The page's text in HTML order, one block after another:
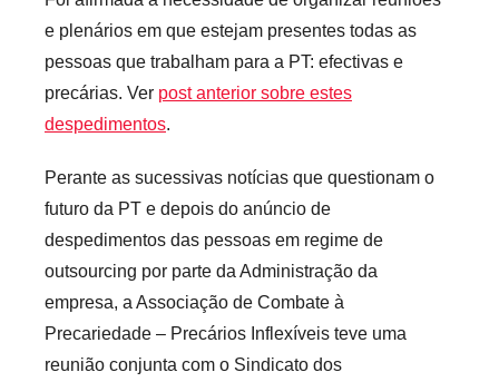
i
o
s
I
l
e
x
i
v
e
e plenários em que estejam presentes todas as
pessoas que trabalham para a PT: efectivas e
precárias. Ver post anterior sobre estes
despedimentos.
Perante as sucessivas notícias que questionam o
futuro da PT e depois do anúncio de
despedimentos das pessoas em regime de
outsourcing por parte da Administração da
empresa, a Associação de Combate à
Precariedade – Precários Inflexíveis teve uma
reunião conjunta com o Sindicato dos